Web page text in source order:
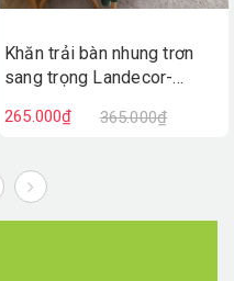
Khăn trải bàn nhung trơn
sang trọng Landecor-
265.000₫ 365.000₫